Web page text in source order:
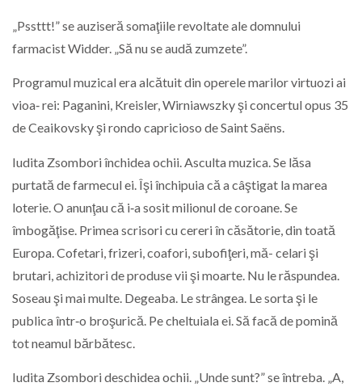
„Pssttt!” se auziseră somaţiile revoltate ale domnului
farmacist Widder. „Să nu se audă zumzete”.
Programul muzical era alcătuit din operele marilor virtuozi ai
vioa‑ rei: Paganini, Kreisler, Wirniawszky şi concertul opus 35
de Ceaikovsky şi rondo capricioso de Saint Saëns.
Iudita Zsombori închidea ochii. Asculta muzica. Se lăsa
purtată de farmecul ei. Îşi închipuia că a câştigat la marea
loterie. O anunţau că i‑a sosit milionul de coroane. Se
îmbogăţise. Primea scrisori cu cereri în căsătorie, din toată
Europa. Cofetari, frizeri, coafori, subofiţeri, mă- celari şi
brutari, achizitori de produse vii şi moarte. Nu le răspundea.
Soseau şi mai multe. Degeaba. Le strângea. Le sorta şi le
publica într‑o broşurică. Pe cheltuiala ei. Să facă de pomină
tot neamul bărbătesc.
Iudita Zsombori deschidea ochii. „Unde sunt?” se întreba. „A,